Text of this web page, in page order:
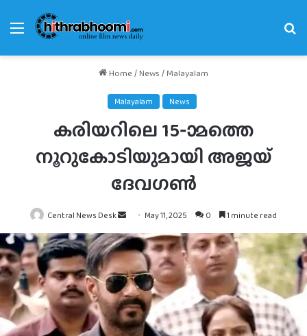
Menu
Home/News / Malayalam
Malayalam News
കരിയറിലെ 15-ാമത്തെ
നൂറുകോടിയുമായി അജയ്
ദേവഗണ്‍
Central News Desk
Send
an
email
May 11, 2025 0 1 minute read